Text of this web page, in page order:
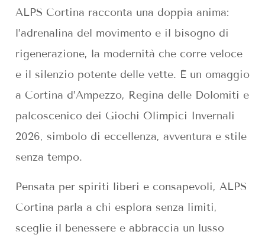
ALPS Cortina racconta una doppia anima:
l’adrenalina del movimento e il bisogno di
rigenerazione, la modernità che corre veloce
e il silenzio potente delle vette. È un omaggio
a Cortina d’Ampezzo, Regina delle Dolomiti e
palcoscenico dei Giochi Olimpici Invernali
2026, simbolo di eccellenza, avventura e stile
senza tempo.
Pensata per spiriti liberi e consapevoli, ALPS
Cortina parla a chi esplora senza limiti,
sceglie il benessere e abbraccia un lusso